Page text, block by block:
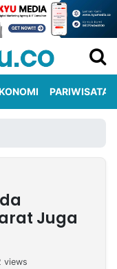
PARIWISATA
Juga
views